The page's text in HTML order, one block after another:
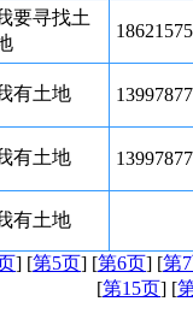
要寻找土
有土地
有土地
有土地
] [第5页] [第6页] [第
[第15页] [